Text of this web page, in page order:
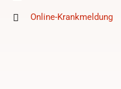
Online-Krankmeldung